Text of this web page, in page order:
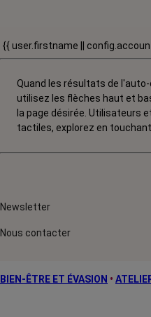
{{ user.firstname ||
Quand les résultats de
utilisez les flèches haut et
la page désirée. Utilisateurs
tactiles, explorez en
Newsletter
Nous contacter
BIEN-ÊTRE ET ÉVASION •